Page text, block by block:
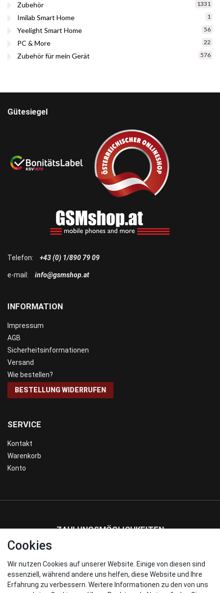
Zubehör 1331
Imilab Smart Home 1
Yeelight Smart Home 56
PC & More 22
Zubehör für mein Gerät 576
SERVICE
Kontakt
Warenkorb
Konto
INFORMATION
Impressum
AGB
Sicherheitsinformationen
Versand
Wie bestellen?
BESTELLUNG WIDERRUFEN
Telefon: +43 (0) 1/890 79 09
e-mail: info@gsmshop.at
Gütesiegel
ZAHLUNGSMÖGLICHKEITEN
WIR VERSENDEN MIT
Cookies
Wir nutzen Cookies auf unserer Website. Einige von diesen sind
essenziell, während andere uns helfen, diese Website und Ihre
Erfahrung zu verbessern. Weitere Informationen zu den von uns